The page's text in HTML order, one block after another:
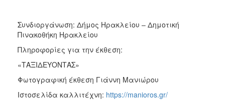
Συνδιοργάνωση: Δήμος Ηρακλείου – Δημοτική
Πινακοθήκη Ηρακλείου
Πληροφορίες για την έκθεση:
«ΤΑΞΙΔΕΥΟΝΤΑΣ»
Φωτογραφική έκθεση Γιάννη Μανιώρου
Ιστοσελίδα καλλιτέχνη: https://manioros.gr/